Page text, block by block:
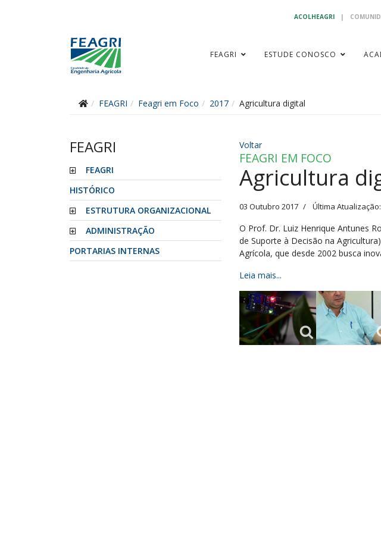
ACOLHEAGRI |
FEAGRI ESTUDE CONOSCO
FEAGRI Feagri em Foco 2017 Agricultura digital
FEAGRI
FEAGRI
HISTÓRICO
ESTRUTURA ORGANIZACIONAL
ADMINISTRAÇÃO
PORTARIAS INTERNAS
Voltar
FEAGRI EM FOCO
Agricultura
03 Outubro 2017 Última
O Prof. Dr. Luiz Henrique Antunes
de Suporte à Decisão na
Agrícola, que desde 2002 busca
Leia mais...